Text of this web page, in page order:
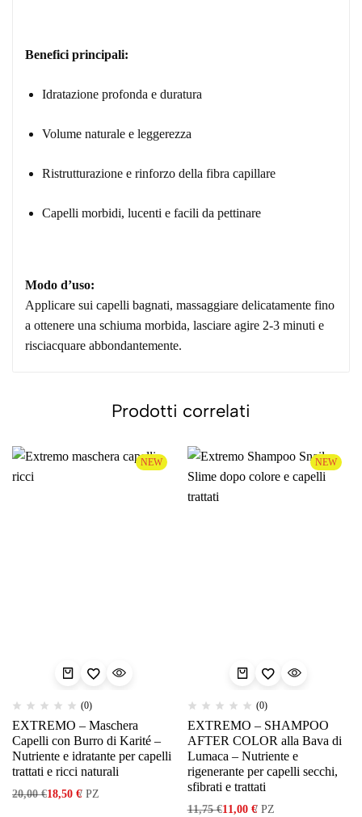
Benefici principali:
Idratazione profonda e duratura
Volume naturale e leggerezza
Ristrutturazione e rinforzo della fibra capillare
Capelli morbidi, lucenti e facili da pettinare
Modo d’uso:
Applicare sui capelli bagnati, massaggiare delicatamente fino
a ottenere una schiuma morbida, lasciare agire 2-3 minuti e
risciacquare abbondantemente.
Prodotti correlati
NEW
(0)
EXTREMO – Maschera
Capelli con Burro di Karité –
Nutriente e idratante per capelli
trattati e ricci naturali
20,00€18,50 €/ PZ
NEW
(0)
EXTREMO – SHAMPOO
AFTER COLOR alla Bava di
Lumaca – Nutriente e
rigenerante per capelli secchi,
sfibrati e trattati
11,75€11,00 €/PZ